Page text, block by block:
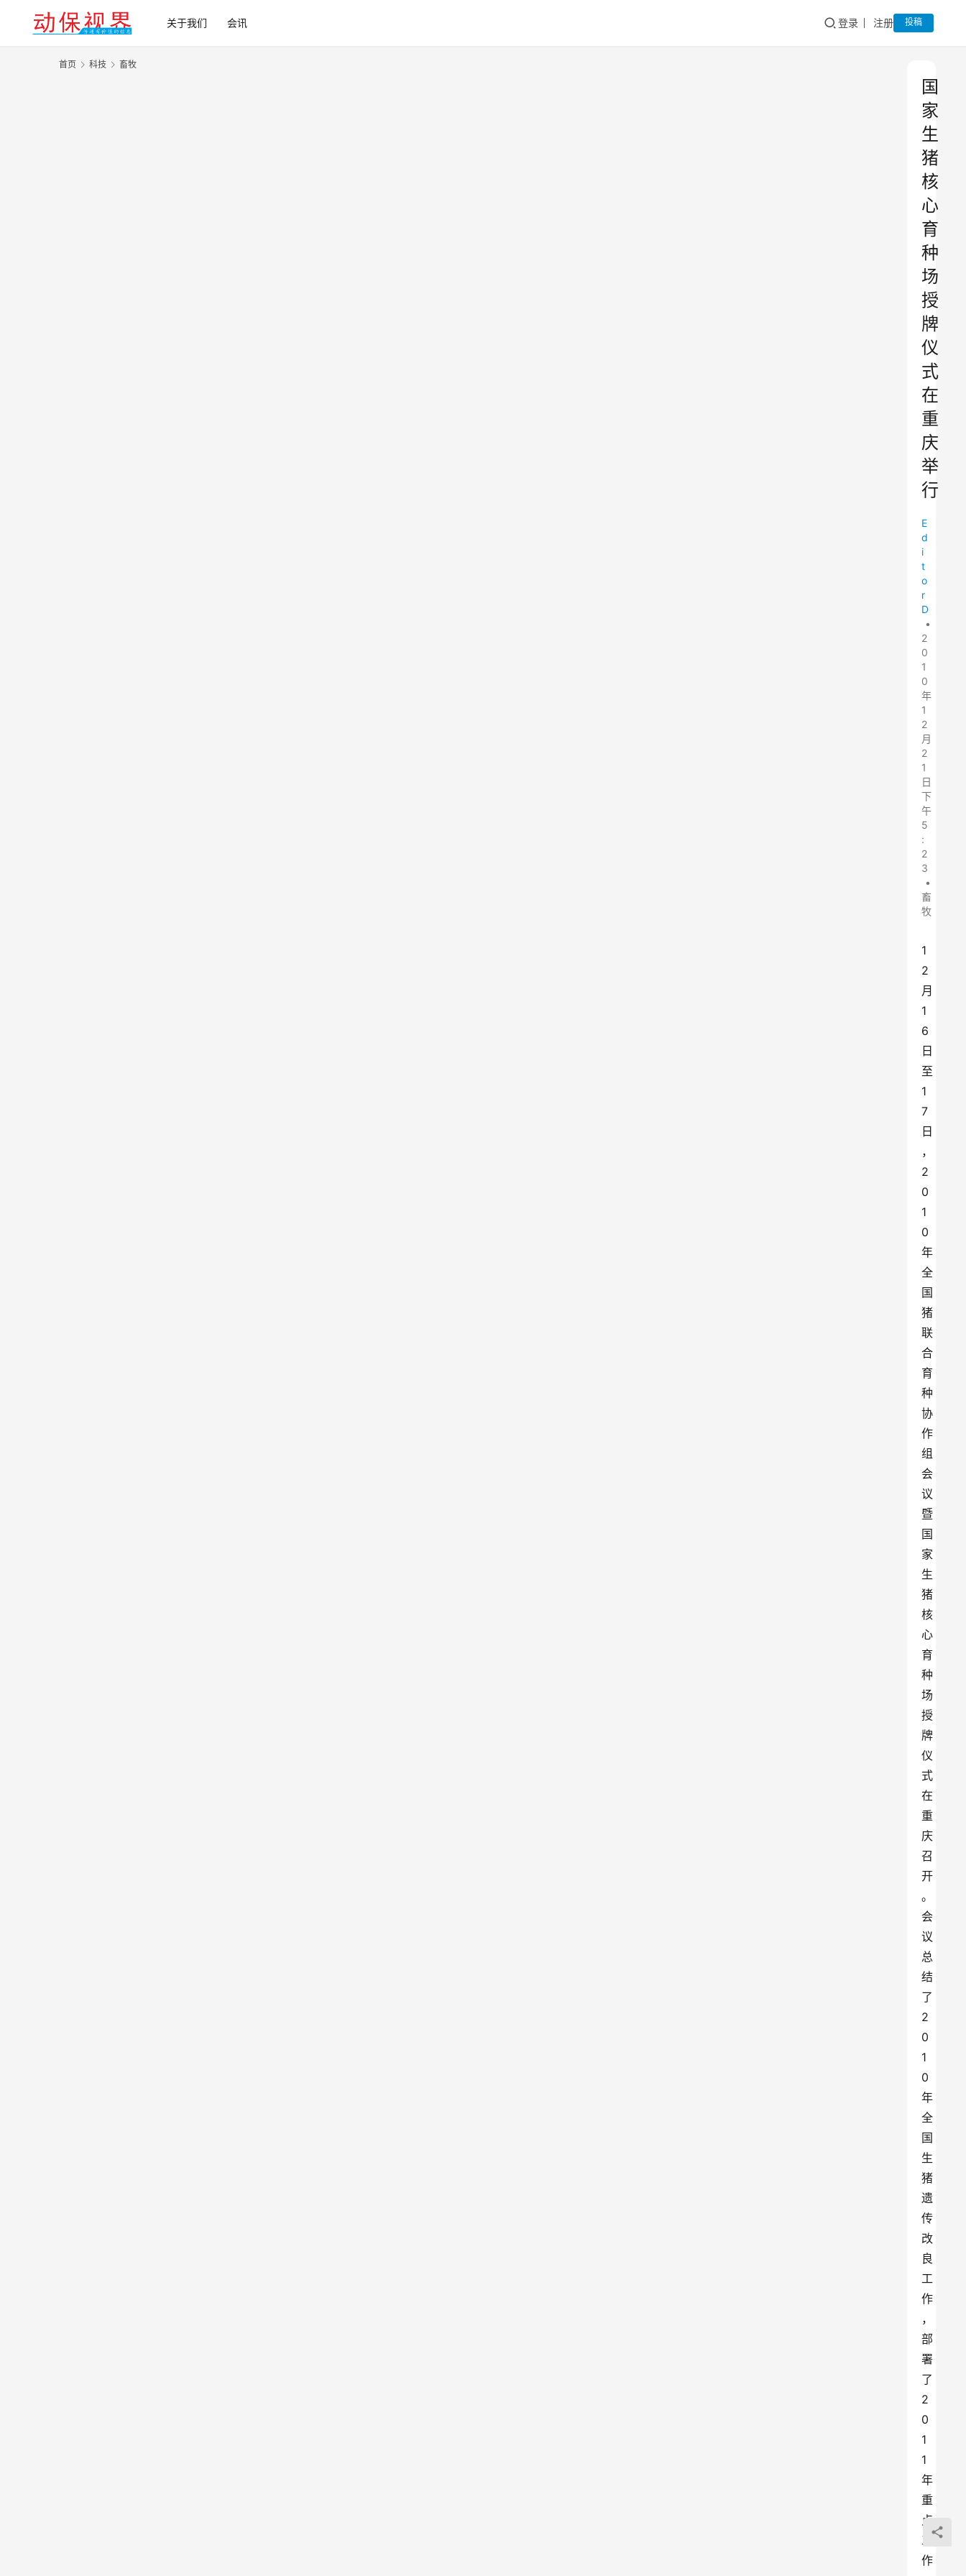
关于我们 会讯 登录 注册 投稿
首页 科技 畜牧
国
家
生
猪
核
心
育
种
场
授
牌
仪
式
在
重
庆
举
行
E
d
i
t
o
r
D
•
2
0
1
0
年
1
2
月
2
1
日
下
午
5
:
2
3
•
畜
牧
1
2
月
1
6
日
至
1
7
日
，
2
0
1
0
年
全
国
猪
联
合
育
种
协
作
组
会
议
暨
国
家
生
猪
核
心
育
种
场
授
牌
仪
式
在
重
庆
召
开
。
会
议
总
结
了
2
0
1
0
年
全
国
生
猪
遗
传
改
良
工
作
，
部
署
了
2
0
1
1
年
重
点
工
作